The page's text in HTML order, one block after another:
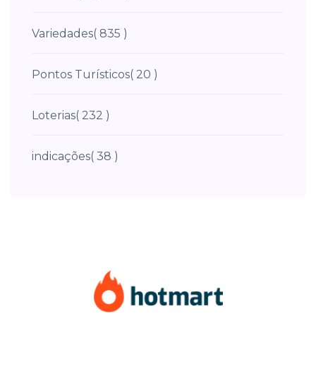
Variedades( 835 )
Pontos Turísticos( 20 )
Loterias( 232 )
indicações( 38 )